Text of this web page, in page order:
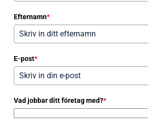
Efternamn*
E-post*
Vad jobbar ditt företag med?*